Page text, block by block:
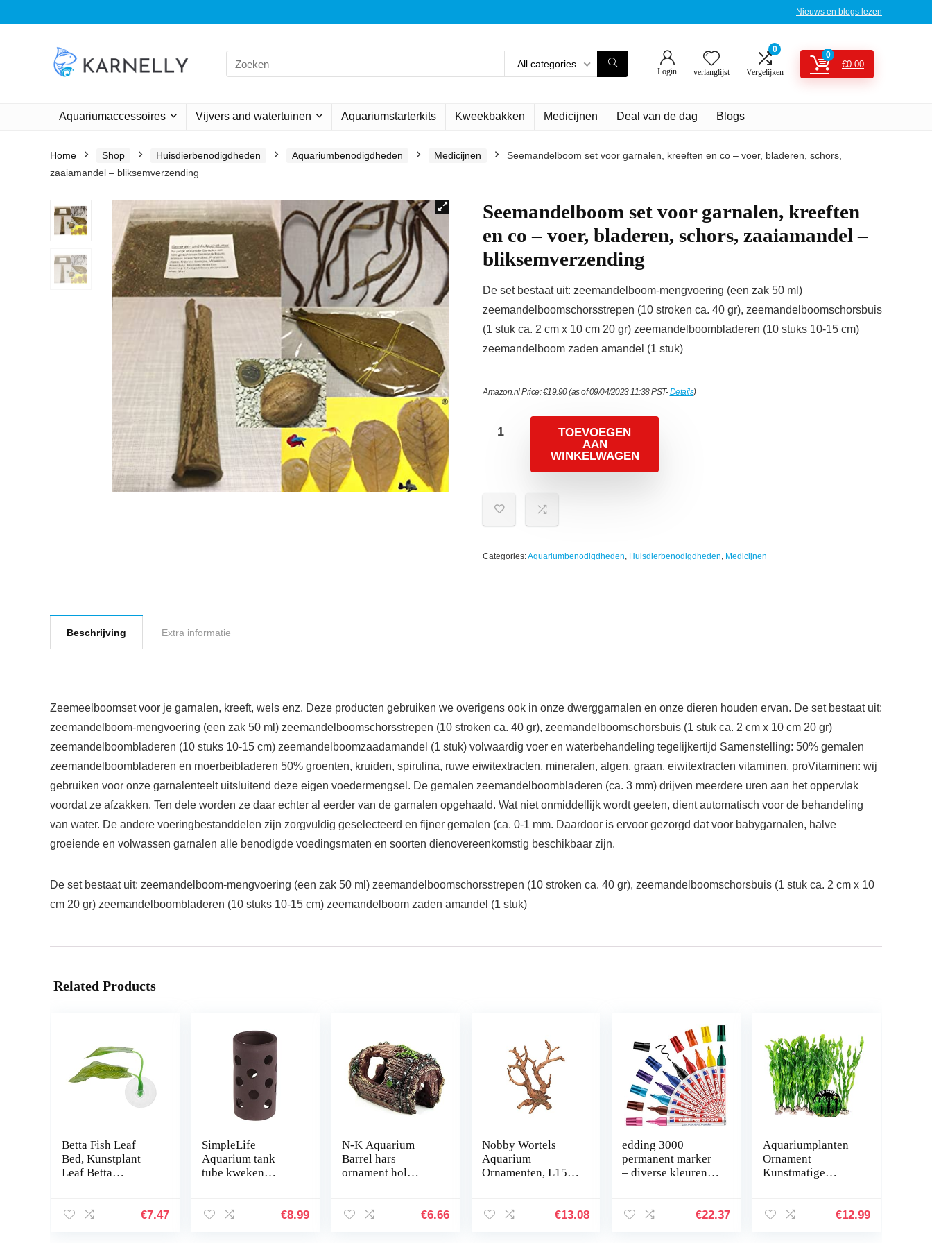
Nieuws en blogs lezen
Search
for:
All categories
Login verlanglijst
0
Vergelijken
0
€0.00
Aquariumaccessoires Vijvers and watertuinen Aquariumstarterkits Kweekbakken Medicijnen Deal van de dag Blogs
Home Shop Huisdierbenodigdheden Aquariumbenodigdheden Medicijnen
Seemandelboom set voor garnalen, kreeften en co – voer, bladeren, schors,
zaaiamandel – bliksemverzending
Seemandelboom set voor garnalen, kreeften
en co – voer, bladeren, schors, zaaiamandel –
bliksemverzending
De set bestaat uit: zeemandelboom-mengvoering (een zak 50 ml)
zeemandelboomschorsstrepen (10 stroken ca. 40 gr), zeemandelboomschorsbuis
(1 stuk ca. 2 cm x 10 cm 20 gr) zeemandelboombladeren (10 stuks 10-15 cm)
zeemandelboom zaden amandel (1 stuk)
Amazon.nl Price:€19.90(as of 09/04/2023 11:38 PST-Details)
TOEVOEGEN
AAN
WINKELWAGEN
Categories:Aquariumbenodigdheden, Huisdierbenodigdheden, Medicijnen
Beschrijving Extra informatie
Zeemeelboomset voor je garnalen, kreeft, wels enz. Deze producten gebruiken we overigens ook in onze dwerggarnalen en onze dieren houden ervan. De set bestaat uit:
zeemandelboom-mengvoering (een zak 50 ml) zeemandelboomschorsstrepen (10 stroken ca. 40 gr), zeemandelboomschorsbuis (1 stuk ca. 2 cm x 10 cm 20 gr)
zeemandelboombladeren (10 stuks 10-15 cm) zeemandelboomzaadamandel (1 stuk) volwaardig voer en waterbehandeling tegelijkertijd Samenstelling: 50% gemalen
zeemandelboombladeren en moerbeibladeren 50% groenten, kruiden, spirulina, ruwe eiwitextracten, mineralen, algen, graan, eiwitextracten vitaminen, proVitaminen: wij
gebruiken voor onze garnalenteelt uitsluitend deze eigen voedermengsel. De gemalen zeemandelboombladeren (ca. 3 mm) drijven meerdere uren aan het oppervlak
voordat ze afzakken. Ten dele worden ze daar echter al eerder van de garnalen opgehaald. Wat niet onmiddellijk wordt geeten, dient automatisch voor de behandeling
van water. De andere voeringbestanddelen zijn zorgvuldig geselecteerd en fijner gemalen (ca. 0-1 mm. Daardoor is ervoor gezorgd dat voor babygarnalen, halve
groeiende en volwassen garnalen alle benodigde voedingsmaten en soorten dienovereenkomstig beschikbaar zijn.
De set bestaat uit: zeemandelboom-mengvoering (een zak 50 ml) zeemandelboomschorsstrepen (10 stroken ca. 40 gr), zeemandelboomschorsbuis (1 stuk ca. 2 cm x 10
cm 20 gr) zeemandelboombladeren (10 stuks 10-15 cm) zeemandelboom zaden amandel (1 stuk)
Related Products
Betta Fish Leaf
Bed, Kunstplant
Leaf Betta
voor aquariums…
€7.47
SimpleLife
Aquarium tank
tube kweken
visgarnalen plant
€8.99
N-K Aquarium
Barrel hars
ornament hol
e bruin stabiele
€6.66
Nobby Wortels
Aquarium
Ornamenten, L15 x
€13.08
edding 3000
permanent marker
– diverse kleuren –
punt 1,5-3 mm –
€22.37
Aquariumplanten
Ornament
Kunstmatige
Aquarium
€12.99